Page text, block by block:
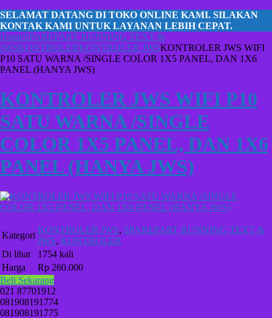
SELAMAT DATANG DI TOKO ONLINE KAMI. SILAKAN
KONTAK KAMI UNTUK LAYANAN LEBIH CEPAT.
HomeSPAREPART RUNNING TEXT &
JWSKONTROLERKONTROLER JWSKONTROLER JWS WIFI
P10 SATU WARNA /SINGLE COLOR 1X5 PANEL, DAN 1X6
PANEL (HANYA JWS)
KONTROLER JWS WIFI P10
SATU WARNA /SINGLE
COLOR 1X5 PANEL, DAN 1X6
PANEL (HANYA JWS)
Kategori
KONTROLER JWS, SPAREPART RUNNING TEXT &
JWS, KONTROLER
Di lihat
1754 kali
Harga
Rp 260.000
Beli Sekarang
021 87701912
081908191774
081908191775